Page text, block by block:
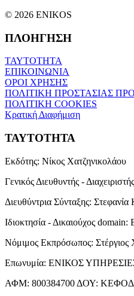
© 2026 ENIKOS
ΠΛΟΗΓΗΣΗ
ΤΑΥΤΟΤΗΤΑ
ΕΠΙΚΟΙΝΩΝΙΑ
ΟΡΟΙ ΧΡΗΣΗΣ
ΠΟΛΙΤΙΚΗ ΠΡΟΣΤΑΣΙΑΣ
ΠΟΛΙΤΙΚΗ COOKIES
Κρατική Διαφήμιση
ΤΑΥΤΟΤΗΤΑ
Εκδότης: Νίκος Χατζηνικολάου
Γενικός Διευθυντής -
Διευθύντρια Σύνταξης: Στεφανία
Ιδιοκτησία - Δικαιούχος domain:
Νόμιμος Εκπρόσωπος: Στέργιος
Επωνυμία: ΕΝΙΚΟΣ
ΑΦΜ: 800384700 ΔΟΥ: